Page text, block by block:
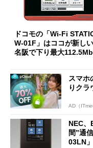
ドコモの「Wi-Fi
W-01F」はココが新し
名阪で下り最大
スマホ
りクラ
AD（
NEC
間”通
03LN」